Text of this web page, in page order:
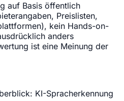
auf Basis öffentlich
Preislisten,
kein Hands-on-
anders
ist eine Meinung der
KI-Spracherkennung